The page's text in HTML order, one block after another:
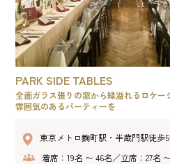
PARK SIDE TABLES
全面ガラス張りの窓から緑溢れるロケー
雰囲気のあるパーティーを
東京メトロ麴町駅・半蔵門駅徒
着席：19名 〜 46名／立席：27名